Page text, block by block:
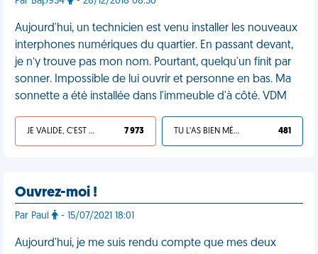
Aujourd'hui, un technicien est venu installer les nouveaux
interphones numériques du quartier. En passant devant,
je n’y trouve pas mon nom. Pourtant, quelqu'un finit par
sonner. Impossible de lui ouvrir et personne en bas. Ma
sonnette a été installée dans l'immeuble d'à côté. VDM
JE VALIDE, C'EST UNE VDM 7 973 TU L'AS BIEN MÉRITÉ 481
Ouvrez-moi !
Par Paul - 15/07/2021 18:01
Aujourd'hui, je me suis rendu compte que mes deux